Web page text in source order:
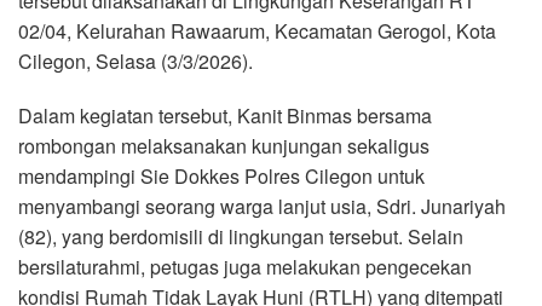
02/04, Kelurahan Rawaarum, Kecamatan Gerogol, Kota
Cilegon, Selasa (3/3/2026).
Dalam kegiatan tersebut, Kanit Binmas bersama
rombongan melaksanakan kunjungan sekaligus
mendampingi Sie Dokkes Polres Cilegon untuk
menyambangi seorang warga lanjut usia, Sdri. Junariyah
(82), yang berdomisili di lingkungan tersebut. Selain
bersilaturahmi, petugas juga melakukan pengecekan
kondisi Rumah Tidak Layak Huni (RTLH) yang ditempati